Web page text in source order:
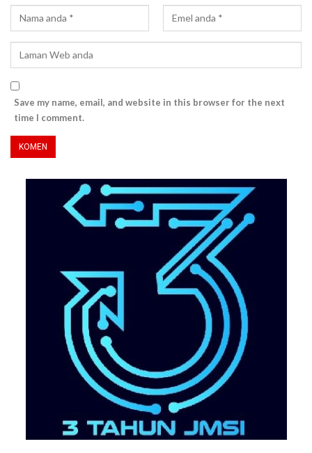
Save my name, email, and website in this browser for the next
time I comment.